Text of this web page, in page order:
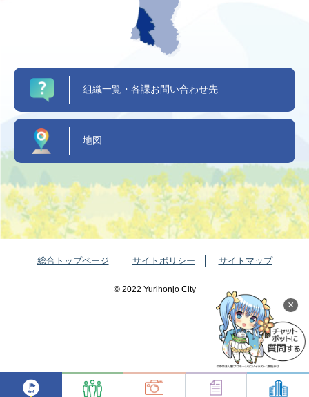
×
組織一覧・各課お問い合わせ先
地図
総合トップページ サイトポリシー サイトマップ
©️ 2022 Yurihonjo City